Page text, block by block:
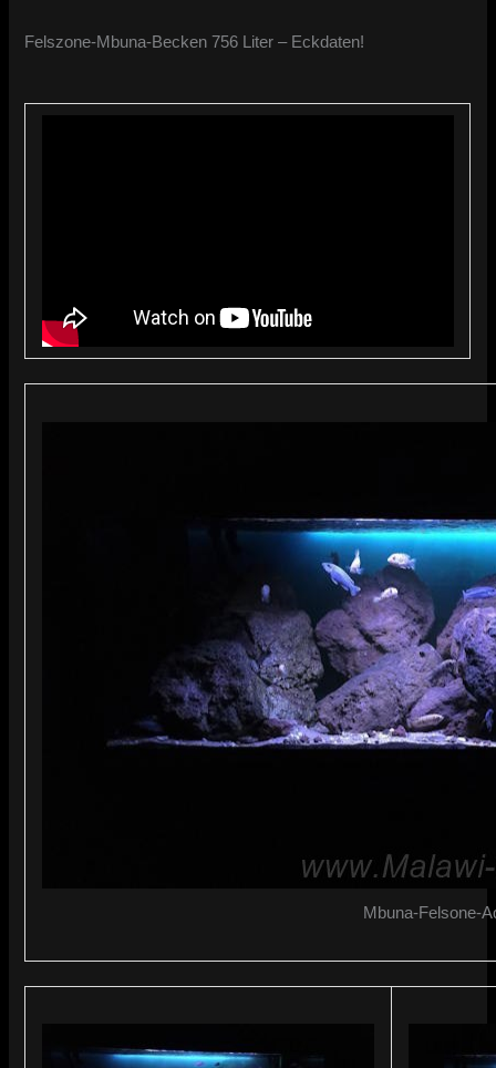
Felszone-Mbuna-Becken 756 Liter – Eckdaten!
Mbuna-Felsone-